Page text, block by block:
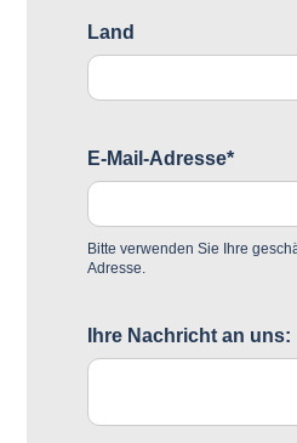
Land
E-Mail-Adresse*
Bitte verwenden Sie Ihre
Adresse.
Ihre Nachricht an uns: